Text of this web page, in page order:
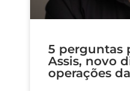
5 perguntas
Assis, novo
operações